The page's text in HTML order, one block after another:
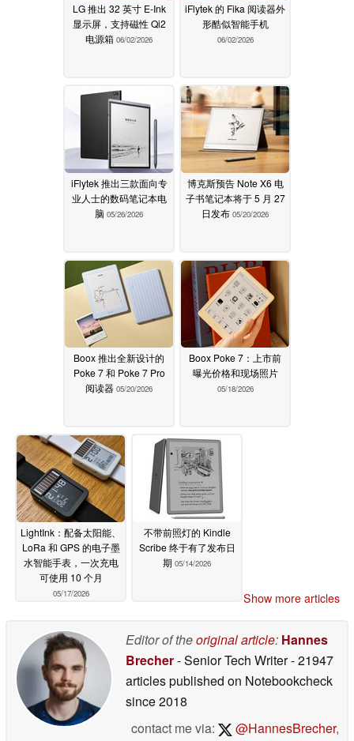
LG 推出 32 英寸 E-Ink
显示屏，支持磁性 Qi2
电源箱 06/02/2026
iFlytek 的 Fika 阅读器外
形酷似智能手机
06/02/2026
iFlytek 推出三款面向专
业人士的数码笔记本电
脑 05/26/2026
博克斯预告 Note X6 电
子书笔记本将于 5 月 27
日发布 05/20/2026
Boox 推出全新设计的
Poke 7 和 Poke 7 Pro
阅读器 05/20/2026
Boox Poke 7：上市前
曝光价格和现场照片
05/18/2026
LightInk：配备太阳能、
LoRa 和 GPS 的电子墨
水智能手表，一次充电
可使用 10 个月
05/17/2026
不带前照灯的 Kindle
Scribe 终于有了发布日
期 05/14/2026
Show more articles
Editor of theoriginal article: Hannes
Brecher- Senior Tech Writer- 21947
articles published on Notebookcheck
since 2018
contact me via:
@HannesBrecher,